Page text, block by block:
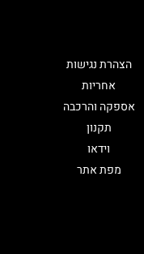
הצהרת נגישות
אחריות
אספקה והרכבה
תקנון
וידאו
מפת אתר